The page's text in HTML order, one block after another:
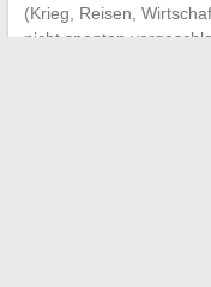
(Krieg, Reisen,
nicht spontan